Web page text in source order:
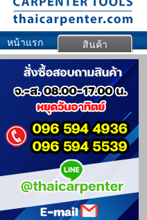
หน้าแรก สินค้า